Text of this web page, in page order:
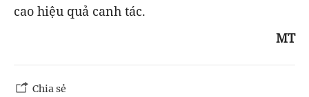
cao hiệu quả canh tác.
MT
Chia sẻ